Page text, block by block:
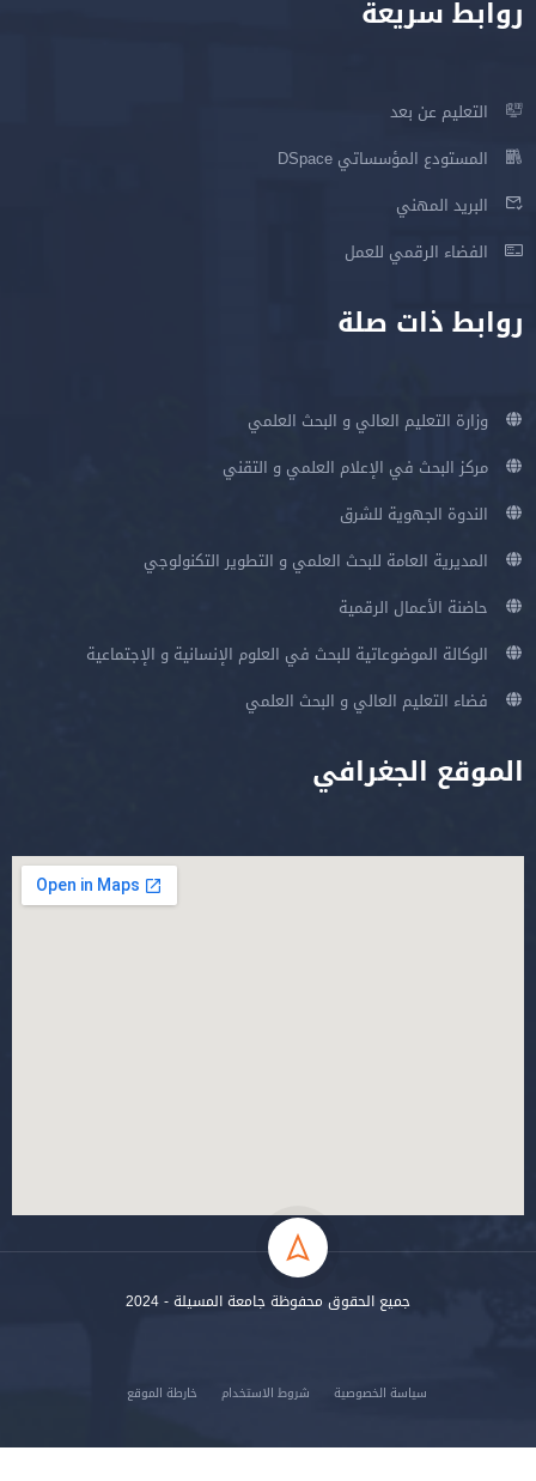
روابط سريعة
التعليم عن بعد
المستودع المؤسساتي DSpace
البريد المهني
الفضاء الرقمي للعمل
روابط ذات صلة
وزارة التعليم العالي و البحث العلمي
مركز البحث في الإعلام العلمي و التقني
الندوة الجهوية للشرق
المديرية العامة للبحث العلمي و التطوير التكنولوجي
حاضنة الأعمال الرقمية
الوكالة الموضوعاتية للبحث في العلوم الإنسانية و الإجتماعية
فضاء التعليم العالي و البحث العلمي
الموقع الجغرافي
جميع الحقوق محفوظة جامعة المسيلة - 2024
سياسة الخصوصية شروط الاستخدام خارطة الموقع